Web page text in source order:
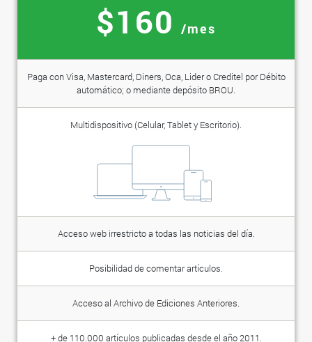
$160 /mes
Paga con Visa, Mastercard, Diners, Oca, Lider o Creditel por Débito
automático; o mediante depósito BROU.
Multidispositivo (Celular, Tablet y Escritorio).
Acceso web irrestricto a todas las noticias del día.
Posibilidad de comentar artículos.
Acceso al Archivo de Ediciones Anteriores.
+ de 110.000 artículos publicadas desde el año 2011.